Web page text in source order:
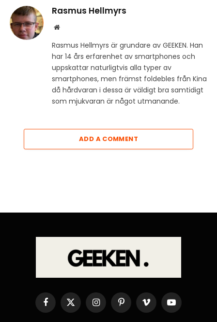
Rasmus Hellmyrs
Website
Rasmus Hellmyrs är grundare av GEEKEN. Han
har 14 års erfarenhet av smartphones och
uppskattar naturligtvis alla typer av
smartphones, men främst foldebles från Kina
då hårdvaran i dessa är väldigt bra samtidigt
som mjukvaran är något utmanande.
ADD A COMMENT
Facebook
X
(Twitter)
InstagramPinterestVimeo YouTube